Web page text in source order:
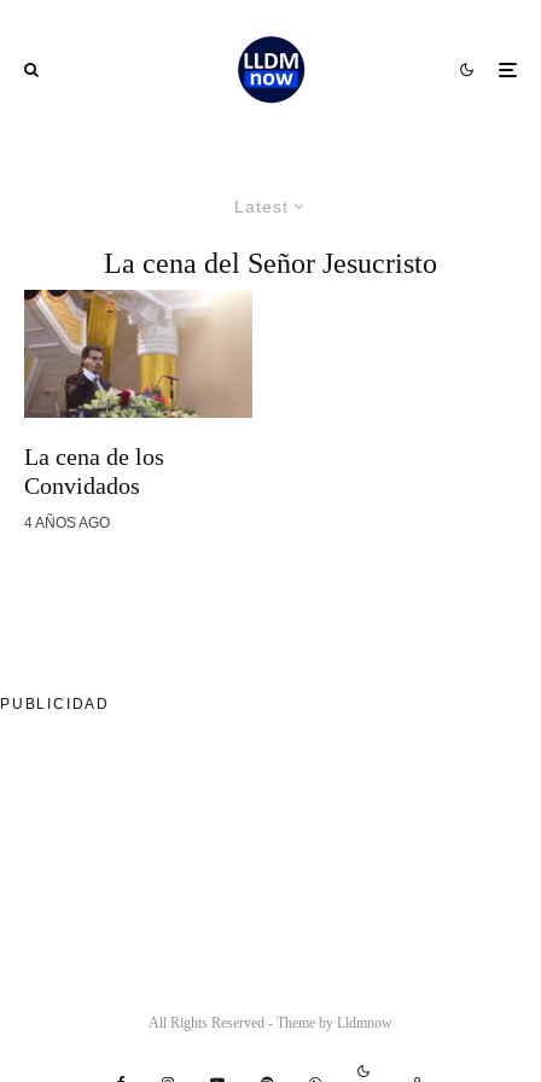
Latest
La cena del Señor Jesucristo
La cena de los
Convidados
4 AÑOS AGO
PUBLICIDAD
All Rights Reserved - Theme by Lldmnow